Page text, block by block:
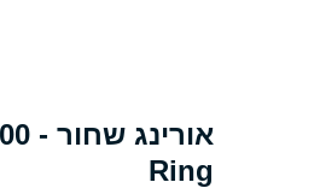
Ring